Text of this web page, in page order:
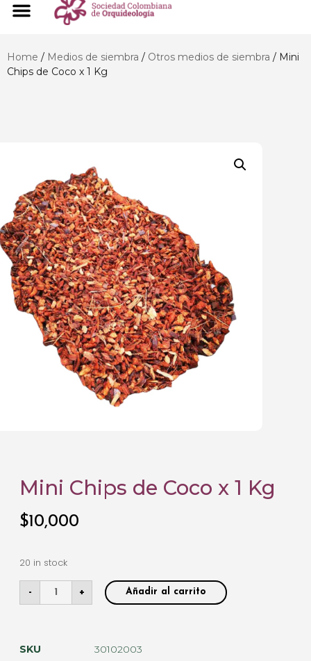
Home / Medios de siembra / Otros medios de siembra / Mini
Chips de Coco x 1 Kg
Mini Chips de Coco x 1 Kg
$10,000
20 in stock
- + Añadir al carrito
SKU
30102003